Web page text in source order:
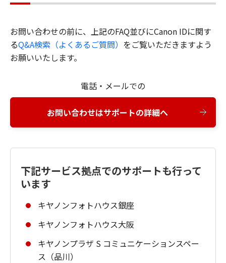
お問い合わせの前に、上記のFAQ並びにCanon IDに関す
るQ&A検索（よくあるご質問） をご覧いただきますよう
お願いいたします。
電話・メールでの
お問い合わせはサポートの詳細へ
下記サービス拠点でのサポートも行って
います
キヤノンフォトハウス銀座
キヤノンフォトハウス大阪
キヤノンプラザ S コミュニケーションスペー
ス（品川）